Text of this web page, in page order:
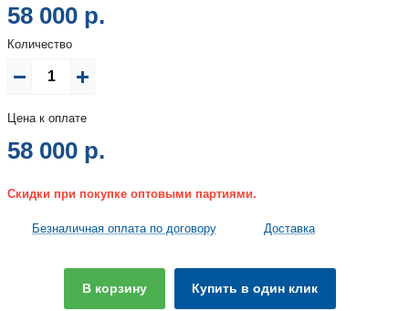
58 000 р.
Количество
Цена к оплате
58 000 р.
Скидки при покупке оптовыми партиями.
Безналичная оплата по договору Доставка
В корзину Купить в один клик